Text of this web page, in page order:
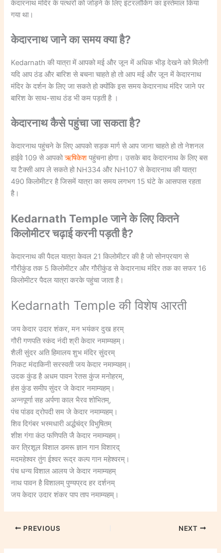
केदारनाथ मंदिर के पत्थरों को जोड़ने के लिए इंटरलॉकिंग का इस्तेमाल किया
गया था।
केदारनाथ जाने का समय क्या है?
Kedarnath की यात्रा में आपको मई और जून में अधिक भीड़ देखने को मिलेगी
यदि आप ठंड और बारिश से बचना चाहते हो तो आप मई और जून में केदारनाथ
मंदिर के दर्शन के लिए जा सकते हो क्योंकि इस समय केदारनाथ मंदिर जाने पर
बारिश के साथ-साथ ठंड भी कम पड़ती है ।
केदारनाथ कैसे पहुंचा जा सकता है?
केदारनाथ पहुंचने के लिए आपको सड़क मार्ग से आप जाना चाहते हो तो नेशनल
हाईवे 109 से आपकोऋषिकेश पहुंचना होगा। उसके बाद केदारनाथ के लिए बस
या टैक्सी आप ले सकते हो NH334 और NH107 से केदारनाथ की यात्रा
490 किलोमीटर है जिसमें यात्रा का समय लगभग 15 घंटे के आसपास रहता
है।
Kedarnath Temple जाने के लिए कितने
किलोमीटर चढ़ाई करनी पड़ती है?
केदारनाथ की पैदल यात्रा केवल 21 किलोमीटर की है जो सोनप्रयाग से
गौरीकुंड तक 5 किलोमीटर और गौरीकुंड से केदारनाथ मंदिर तक का सफर 16
किलोमीटर पैदल यात्रा करके पहुंचा जाता है।
Kedarnath Temple की विशेष आरती
जय केदार उदार शंकर, मन भयंकर दुख हरम्
गौरी गणपति स्कंद नंदी श्री केदार नमाम्यहम्।
शैली सुंदर अति हिमालय शुभ मंदिर सुंदरम्
निकट मंदाकिनी सरस्वती जय केदार नमाम्यहम्।
उदक कुंड है अधम पावन रेतस कुंज मनोहरम्,
हंस कुंड समीप सुंदर जे केदार नमाम्यहम्।
अन्नपूर्णा सह अर्पणा काल भैरव शोभितम्,
पंच पांडव द्रोपदी सम जे केदार नमाम्यहम्।
शिव दिगंबर भस्मधारी अर्द्धचंद्र विभुषितम्
शीश गंगा कंठ फणिपति जै केदार नमाम्यहम्।
कर त्रिशूल विशाल डमरू ज्ञान गान विशारद्
मदमहेश्वर तुंग ईश्वर रूद्र कल्प गान महेश्वरम्।
पंच धन्य विशाल आलय जे केदार नमाम्यहम्
नाथ पावन है विशालम् पुण्यप्रद हर दर्शनम्
जय केदार उदार शंकर पाप ताप नमाम्यहम्।
PREVIOUS NEXT